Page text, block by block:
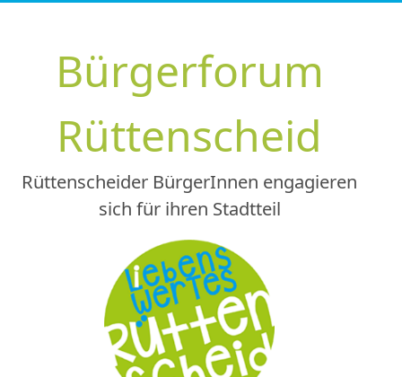
springenBürgerforum
Rüttenscheid
Rüttenscheider BürgerInnen engagieren
sich für ihren Stadtteil